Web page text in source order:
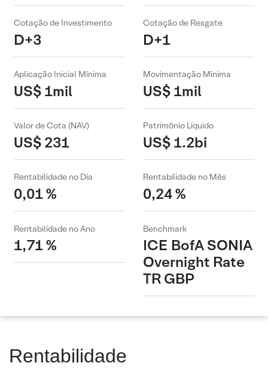
Cotação de Investimento
D+3
Cotação de Resgate
D+1
Aplicação Inicial Mínima
US$ 1mil
Movimentação Mínima
US$ 1mil
Valor de Cota (NAV)
US$ 231
Patrimônio Líquido
US$ 1.2bi
Rentabilidade no Dia
0,01 %
Rentabilidade no Mês
0,24 %
Rentabilidade no Ano
1,71 %
Benchmark
ICE BofA SONIA
Overnight Rate
TR GBP
Rentabilidade